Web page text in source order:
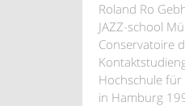
Roland Ro
JAZZ-school
Conservatoire
Hochschule
in Hamburg